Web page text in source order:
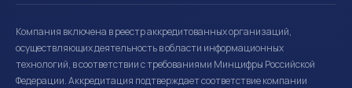
Компания включена в реестр аккредитованных организаций,
осуществляющих деятельность в области информационных
технологий, в соответствии с требованиями Минцифры Российской
Федерации. Аккредитация подтверждает соответствие компании